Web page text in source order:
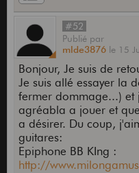
#52
Publié par
mlde3876 le 15
Bonjour, Je suis de
Je suis allé essayer la
fermer dommage...) et
agréabla a jouer et
a désirer. Du coup,
guitares:
Epiphone BB KIng :
http://